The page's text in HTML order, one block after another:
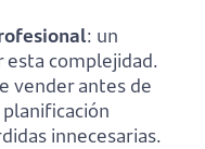
: un
esta complejidad.
vender antes de
innecesarias.